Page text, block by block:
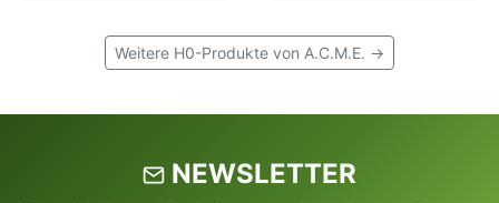
Weitere H0-Produkte von A.C.M.E. →
NEWSLETTER